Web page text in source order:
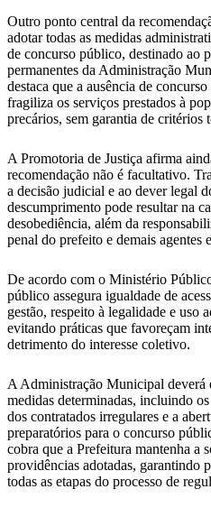
Outro ponto central da
adotar todas as medidas
de concurso público, destinado ao
permanentes da Administração
destaca que a ausência de
fragiliza os serviços prestados à
precários, sem garantia de critérios
A Promotoria de Justiça afirma
recomendação não é facultativo.
a decisão judicial e ao dever legal
descumprimento pode resultar na
desobediência, além da
penal do prefeito e demais agentes
De acordo com o Ministério
público assegura igualdade de
gestão, respeito à legalidade e uso
evitando práticas que favoreçam
detrimento do interesse coletivo.
A Administração Municipal deverá
medidas determinadas, incluindo
dos contratados irregulares e a
preparatórios para o concurso
cobra que a Prefeitura mantenha a
providências adotadas, garantindo
todas as etapas do processo de